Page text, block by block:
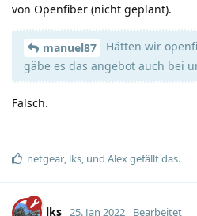
von Openfiber (nicht geplant).
manuel87
Hätten wir
gäbe es das angebot auch bei
Falsch.
netgear, lks, und Alexgefällt das.
lks 25. Jan 2022 Bearbeitet